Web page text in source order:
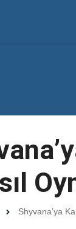
Shyvana’ya